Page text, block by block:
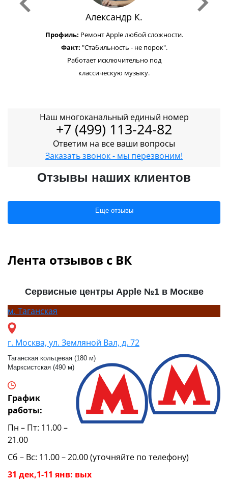
Александр К.
Профиль: Ремонт Apple любой сложности.
Факт: "Стабильность - не порок".
Работает исключительно под
классическую музыку.
Наш многоканальный единый номер
+7 (499) 113-24-82
Ответим на все ваши вопросы
Заказать звонок - мы перезвоним!
Отзывы наших клиентов
Еще отзывы
Лента отзывов с ВК
Сервисные центры Apple №1 в Москве
м. Таганская
г. Москва, ул. Земляной Вал, д. 72
Таганская кольцевая (180 м)
Марксистская (490 м)
График
работы:
Пн – Пт: 11.00 –
21.00
Сб – Вс: 11.00 – 20.00 (уточняйте по телефону)
31 дек,1-11 янв: вых